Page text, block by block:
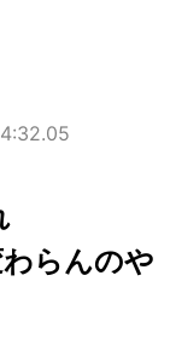
らんのや